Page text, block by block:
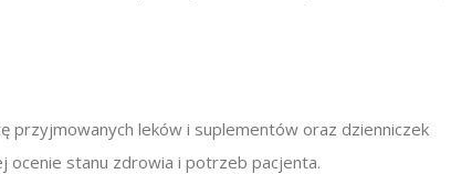
przyjmowanych leków i suplementów oraz dzienniczek
ocenie stanu zdrowia i potrzeb pacjenta.